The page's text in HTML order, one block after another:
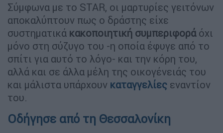
Σύμφωνα με το STAR, οι μαρτυρίες γειτόνων
αποκαλύπτουν πως ο δράστης είχε
συστηματικά κακοποιητική συμπεριφοράόχι
μόνο στη σύζυγο του -η οποία έφυγε από το
σπίτι για αυτό το λόγο- και την κόρη του,
αλλά και σε άλλα μέλη της οικογένειάς του
και μάλιστα υπάρχουν καταγγελίες εναντίον
του.
Οδήγησε από τη Θεσσαλονίκη